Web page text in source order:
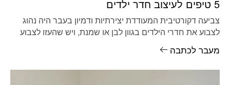
5 טיפים לעיצוב חדר ילדים
צביעה דקורטיבית המעודדת יצירתיות ודמיון בעבר היה נהוג
לצבוע את חדרי הילדים בגוון לבן או שמנת, ויש שהעזו לצבוע
מעבר לכתבה